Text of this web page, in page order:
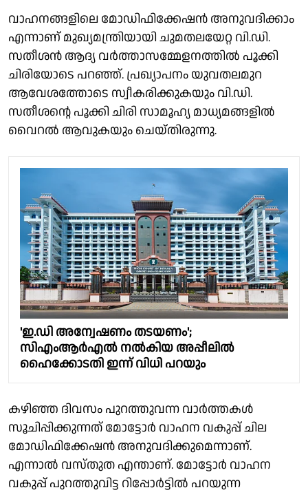
വാഹനങ്ങളിലെ മോഡിഫിക്കേഷന്‍ അനുവദിക്കാം
എന്നാണ് മുഖ്യമന്ത്രിയായി ചുമതലയേറ്റ വി.ഡി.
സതീശന്‍ ആദ്യ വര്‍ത്താസമ്മേളനത്തില്‍ പൂക്കി
ചിരിയോടെ പറഞ്ഞ്. പ്രഖ്യാപനം യുവതലമുറ
ആവേശത്തോടെ സ്വീകരിക്കുകയും വി.ഡി.
സതീശന്റെ പൂക്കി ചിരി സാമൂഹ്യ മാധ്യമങ്ങളില്‍
വൈറല്‍ ആവുകയും ചെയ്തിരുന്നു.
'ഇ.ഡി അന്വേഷണം തടയണം';
സിഎംആര്‍എല്‍ നല്‍കിയ അപ്പീലിൽ
ഹൈക്കോടതി ഇന്ന് വിധി പറയും
കഴിഞ്ഞ ദിവസം പുറത്തുവന്ന വാര്‍ത്തകള്‍
സൂചിപ്പിക്കുന്നത് മോട്ടോര്‍ വാഹന വകുപ്പ് ചില
മോഡിഫിക്കേഷന്‍ അനുവദിക്കുമെന്നാണ്.
എന്നാല്‍ വസ്തുത എന്താണ്. മോട്ടോര്‍ വാഹന
വകുപ്പ് പുറത്തുവിട്ട റിപ്പോര്‍ട്ടില്‍ പറയുന്ന